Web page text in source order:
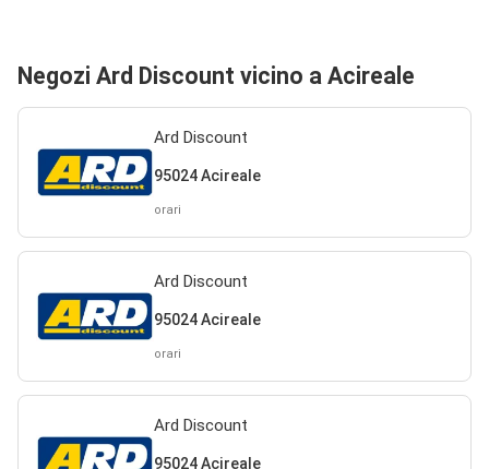
Negozi Ard Discount vicino a Acireale
Ard Discount
95024 Acireale
orari
Ard Discount
95024 Acireale
orari
Ard Discount
95024 Acireale